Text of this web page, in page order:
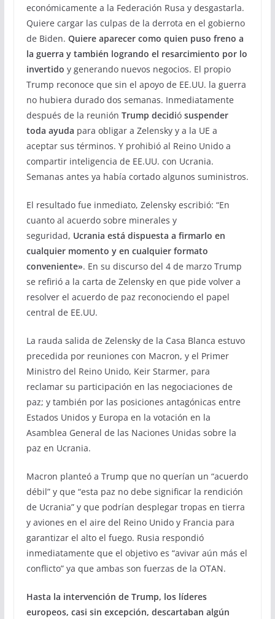
económicamente a la Federación Rusa y desgastarla.
Quiere cargar las culpas de la derrota en el gobierno
de Biden. Quiere aparecer como quien puso freno a
la guerra y también logrando el resarcimiento por lo
invertido y generando nuevos negocios. El propio
Trump reconoce que sin el apoyo de EE.UU. la guerra
no hubiera durado dos semanas. Inmediatamente
después de la reunión Trump decidiósuspender
toda ayuda para obligar a Zelensky y a la UE a
aceptar sus términos. Y prohibió al Reino Unido a
compartir inteligencia de EE.UU. con Ucrania.
Semanas antes ya había cortado algunos suministros.
El resultado fue inmediato, Zelensky escribió: “En
cuanto al acuerdo sobre minerales y
seguridad, Ucrania está dispuesta a firmarlo en
cualquier momento y en cualquier formato
conveniente». En su discurso del 4 de marzo Trump
se refirió a la carta de Zelensky en que pide volver a
resolver el acuerdo de paz reconociendo el papel
central de EE.UU.
La rauda salida de Zelensky de la Casa Blanca estuvo
precedida por reuniones con Macron, y el Primer
Ministro del Reino Unido, Keir Starmer, para
reclamar su participación en las negociaciones de
paz; y también por las posiciones antagónicas entre
Estados Unidos y Europa en la votación en la
Asamblea General de las Naciones Unidas sobre la
paz en Ucrania.
Macron planteó a Trump que no querían un “acuerdo
débil” y que “esta paz no debe significar la rendición
de Ucrania” y que podrían desplegar tropas en tierra
y aviones en el aire del Reino Unido y Francia para
garantizar el alto el fuego. Rusia respondió
inmediatamente que el objetivo es “avivar aún más el
conflicto” ya que ambas son fuerzas de la OTAN.
Hasta la intervención de Trump, los líderes
europeos, casi sin excepción, descartaban algún